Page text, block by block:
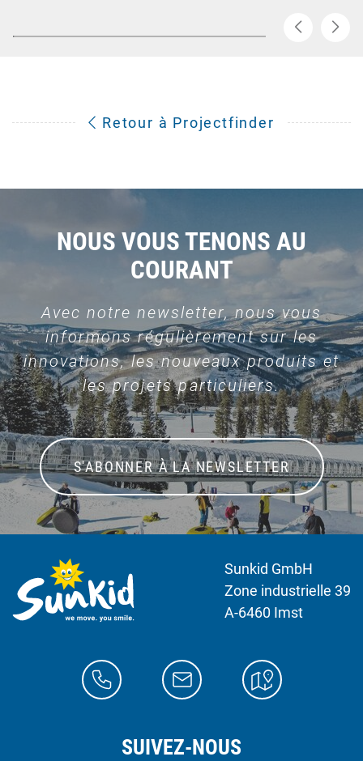
Retour à Projectfinder
NOUS VOUS TENONS AU
COURANT
Avec notre newsletter, nous vous
informons régulièrement sur les
innovations, les nouveaux produits et
les projets particuliers.
S'ABONNER À LA NEWSLETTER
Sunkid GmbH
Zone industrielle 39
A-6460 Imst
SUIVEZ-NOUS